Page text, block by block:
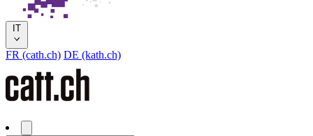
IT
FR (cath.ch) DE (kath.ch)